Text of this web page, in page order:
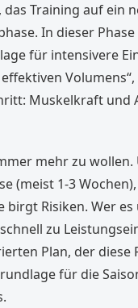
Training auf ein
In dieser
für intensivere
Muskelkraft und
mehr zu
(meist 1-3
birgt Risiken. Wer
zu
Plan, der diese
für die